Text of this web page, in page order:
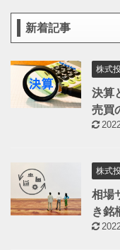
新着記事
株式
決算
売買
株式
相場
き銘